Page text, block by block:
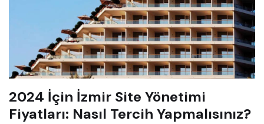
2024 İçin İzmir Site Yönetimi
Fiyatları: Nasıl Tercih Yapmalısınız?